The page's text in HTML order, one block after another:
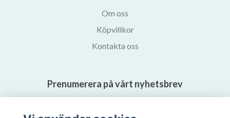
Om oss
Köpvillkor
Kontakta oss
Prenumerera på vårt nyhetsbrev